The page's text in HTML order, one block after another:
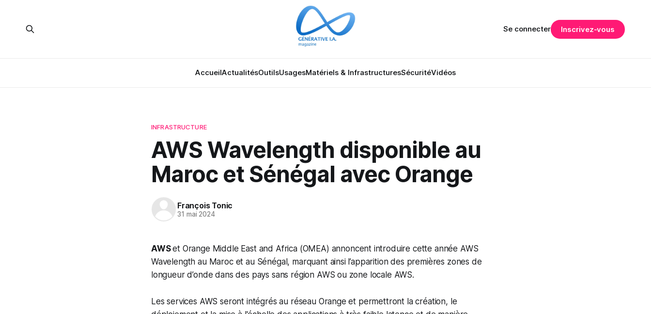
AccueilActualitésOutilsUsagesMatériels & InfrastructuresSécuritéVidéos
Se connecter Inscrivez-vous
INFRASTRUCTURE
AWS Wavelength disponible au
Maroc et Sénégal avec Orange
François Tonic
31 mai 2024
AWSet Orange Middle East and Africa (OMEA) annoncent introduire cette année AWS
Wavelength au Maroc et au Sénégal, marquant ainsi l’apparition des premières zones de
longueur d’onde dans des pays sans région AWS ou zone locale AWS.
Les services AWS seront intégrés au réseau Orange et permettront la création, le